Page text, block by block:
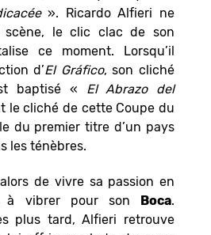
». Ricardo Alfieri ne
scène, le clic clac de son
ce moment. Lorsqu’il
d’El Gráfico, son cliché
baptisé « El Abrazo del
le cliché de cette Coupe du
du premier titre d’un pays
les ténèbres.
de vivre sa passion en
à vibrer pour son Boca.
plus tard, Alfieri retrouve